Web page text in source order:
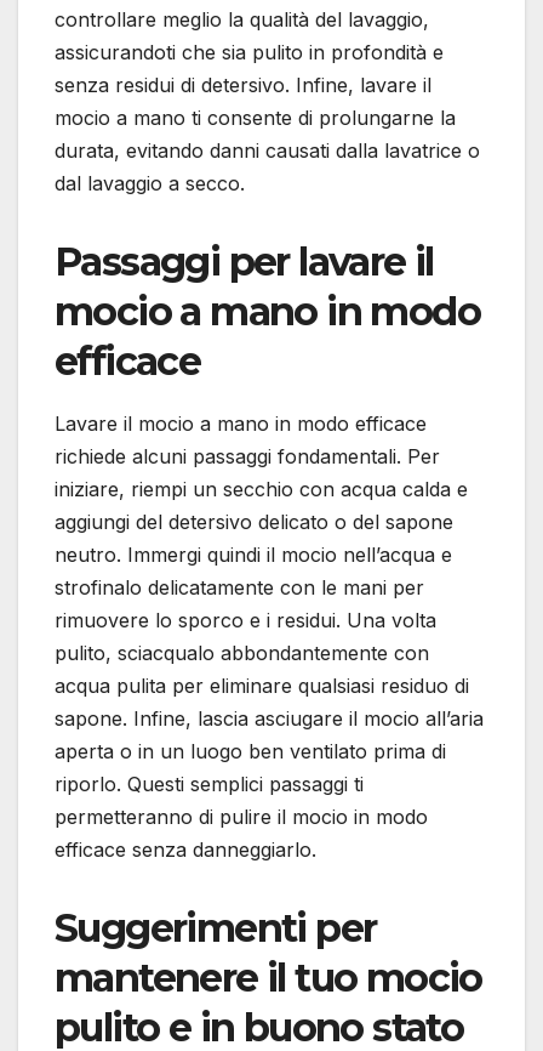
controllare meglio la qualità del lavaggio,
assicurandoti che sia pulito in profondità e
senza residui di detersivo. Infine, lavare il
mocio a mano ti consente di prolungarne la
durata, evitando danni causati dalla lavatrice o
dal lavaggio a secco.
Passaggi per lavare il
mocio a mano in modo
efficace
Lavare il mocio a mano in modo efficace
richiede alcuni passaggi fondamentali. Per
iniziare, riempi un secchio con acqua calda e
aggiungi del detersivo delicato o del sapone
neutro. Immergi quindi il mocio nell’acqua e
strofinalo delicatamente con le mani per
rimuovere lo sporco e i residui. Una volta
pulito, sciacqualo abbondantemente con
acqua pulita per eliminare qualsiasi residuo di
sapone. Infine, lascia asciugare il mocio all’aria
aperta o in un luogo ben ventilato prima di
riporlo. Questi semplici passaggi ti
permetteranno di pulire il mocio in modo
efficace senza danneggiarlo.
Suggerimenti per
mantenere il tuo mocio
pulito e in buono stato